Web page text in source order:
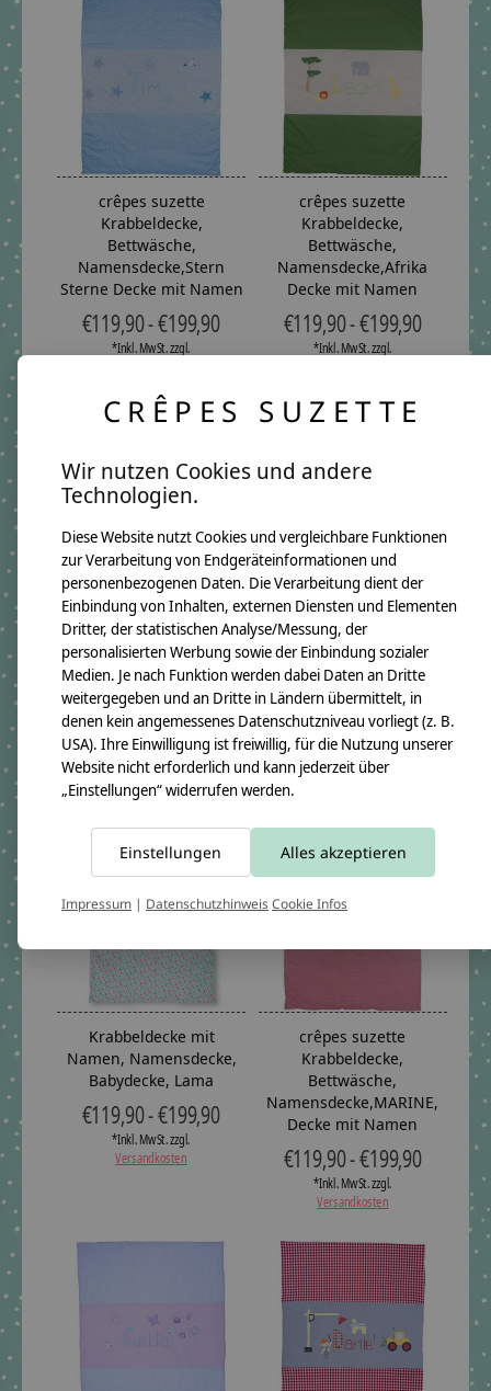
crêpes suzette
Krabbeldecke,
Bettwäsche,
Namensdecke,Stern
Sterne Decke mit Namen
€119,90 - €199,90
*Inkl. MwSt. zzgl.
crêpes suzette
Krabbeldecke,
Bettwäsche,
Namensdecke,Afrika
Decke mit Namen
€119,90 - €199,90
*Inkl. MwSt. zzgl.
crêpes suzette
Krabbeldecke,
Bettwäsche,
Namensdecke,
Eisenbahn (Johann)
€119,90 - €199,90
*Inkl. MwSt. zzgl.
Versandkosten
Krabbeldecke mit
Namen, Namensdecke,
Babydecke,
Unterwasserwelt
€119,90 - €199,90
*Inkl. MwSt. zzgl.
Versandkosten
Krabbeldecke mit
Namen, Namensdecke,
Babydecke, Lama
€119,90 - €199,90
*Inkl. MwSt. zzgl.
Versandkosten
crêpes suzette
Krabbeldecke,
Bettwäsche,
Namensdecke,MARINE,
Decke mit Namen
€119,90 - €199,90
*Inkl. MwSt. zzgl.
Versandkosten
CRÊPES SUZETTE
Wir nutzen Cookies und andere
Technologien.
Diese Website nutzt Cookies und vergleichbare Funktionen
zur Verarbeitung von Endgeräteinformationen und
personenbezogenen Daten. Die Verarbeitung dient der
Einbindung von Inhalten, externen Diensten und Elementen
Dritter, der statistischen Analyse/Messung, der
personalisierten Werbung sowie der Einbindung sozialer
Medien. Je nach Funktion werden dabei Daten an Dritte
weitergegeben und an Dritte in Ländern übermittelt, in
denen kein angemessenes Datenschutzniveau vorliegt (z. B.
USA). Ihre Einwilligung ist freiwillig, für die Nutzung unserer
Website nicht erforderlich und kann jederzeit über
„Einstellungen“ widerrufen werden.
Einstellungen Alles akzeptieren
Impressum | DatenschutzhinweisCookie Infos